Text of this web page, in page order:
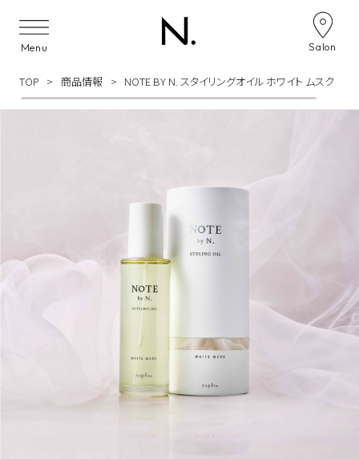
Menu Salon
TOP 商品情報 NOTE BY N. スタイリングオイル ホワイト ムスク